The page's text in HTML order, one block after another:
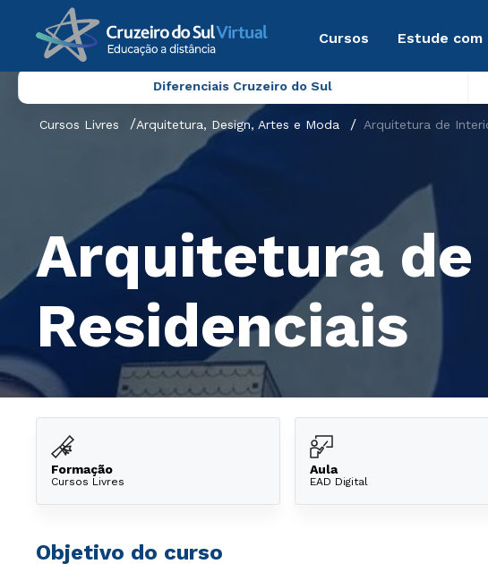
Cursos Estude com
Diferenciais Cruzeiro do Sul
Cursos Livres Arquitetura, Design, Artes e Moda Arquitetura de
Arquitetura
Residenciais
Formação
Cursos Livres
Aula
EAD Digital
Objetivo do curso